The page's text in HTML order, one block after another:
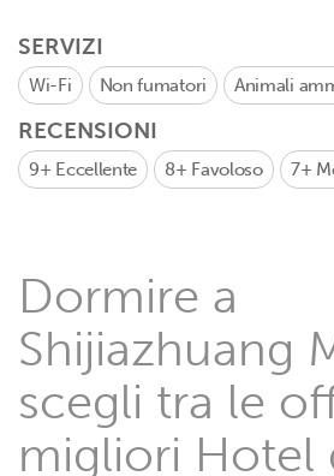
SERVIZI
Wi-Fi Non fumatori Animali
RECENSIONI
9+ Eccellente 8+ Favoloso 7+
Dormire a
Shijiazhuang
scegli tra le
migliori Hotel